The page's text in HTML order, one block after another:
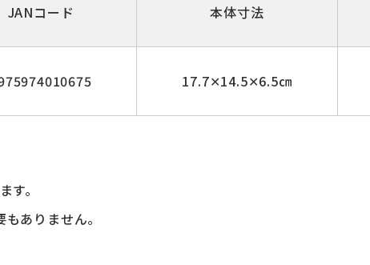
JANコード 本体寸法
17.7✕14.5✕6.5㎝
。
ありません。